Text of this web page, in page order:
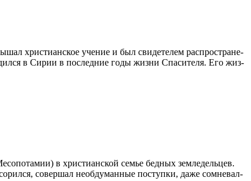
хри­сти­ан­ское уче­ние и был сви­де­те­лем рас­про­стра­не­
в Си­рии в по­след­ние го­ды жиз­ни Спа­си­те­ля. Его жиз­
в хри­сти­ан­ской се­мье бед­ных зем­ле­дель­цев.
со­вер­шал необ­ду­ман­ные по­ступ­ки, да­же со­мне­вал­